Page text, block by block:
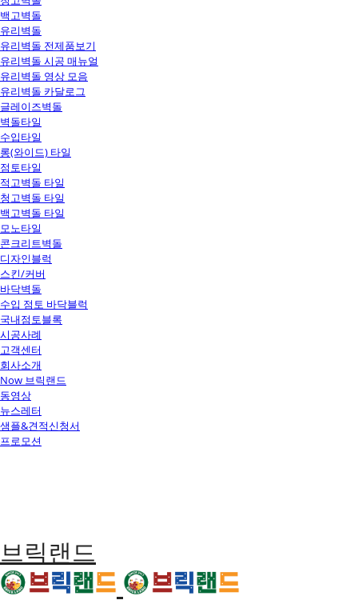
백고벽돌
유리벽돌
유리벽돌 전제품보기
유리벽돌 시공 매뉴얼
유리벽돌 영상 모음
유리벽돌 카달로그
글레이즈벽돌
벽돌타일
수입타일
롱(와이드) 타일
점토타일
적고벽돌 타일
청고벽돌 타일
백고벽돌 타일
모노타일
콘크리트벽돌
디자인블럭
스킨/커버
바닥벽돌
수입 점토 바닥블럭
국내점토블록
시공사례
고객센터
회사소개
Now 브릭랜드
동영상
뉴스레터
샘플&견적신청서
프로모션
브릭랜드